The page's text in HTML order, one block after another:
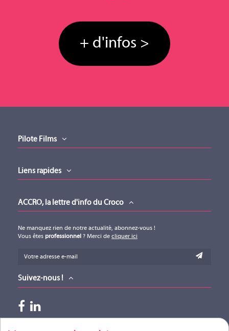
+ d'infos >
Pilote Films
Liens rapides
ACCRO, la lettre d'info du Croco
Ne manquez rien de notre actualité, abonnez-vous !
Vous êtes professionnel ? Merci de cliquer ici
Suivez-nous !
Paiements acceptés